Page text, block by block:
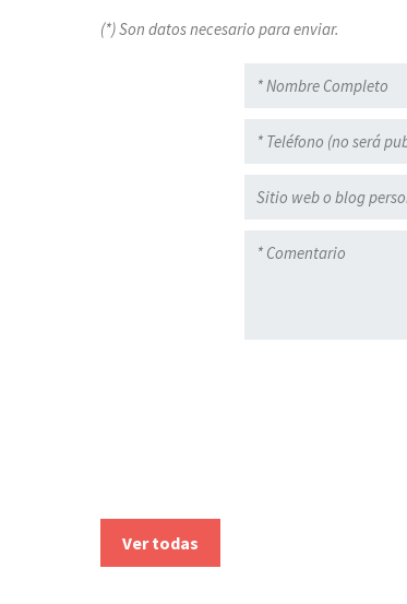
(*) Son datos necesario para enviar.
Ver todas